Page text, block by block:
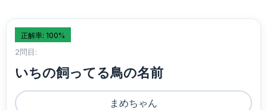
正解率: 100%
2問目:
いちの飼ってる鳥の名前
まめちゃん